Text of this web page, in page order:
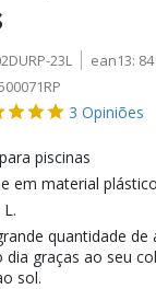
23L ean13:
3 Opiniões
piscinas
em material
quantidade
graças ao seu
sol.